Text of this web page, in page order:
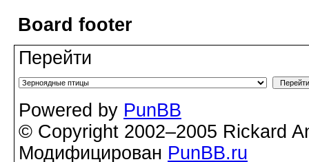
Board footer
Перейти
Powered by PunBB
© Copyright 2002–2005 Rickard
Модифицирован PunBB.ru